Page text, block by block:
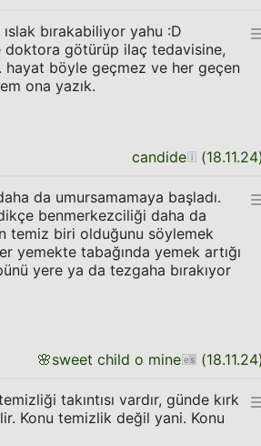
bırakabiliyor yahu :D
doktora götürüp ilaç tedavisine,
hayat böyle geçmez ve her geçen
ona yazık.
candide (18.11.24
da umursamamaya başladı.
benmerkezciliği daha da
temiz biri olduğunu söylemek
yemekte tabağında yemek artığı
yere ya da tezgaha bırakıyor
🌸sweet child o mine (18.11.24
takıntısı vardır, günde kırk
Konu temizlik değil yani. Konu